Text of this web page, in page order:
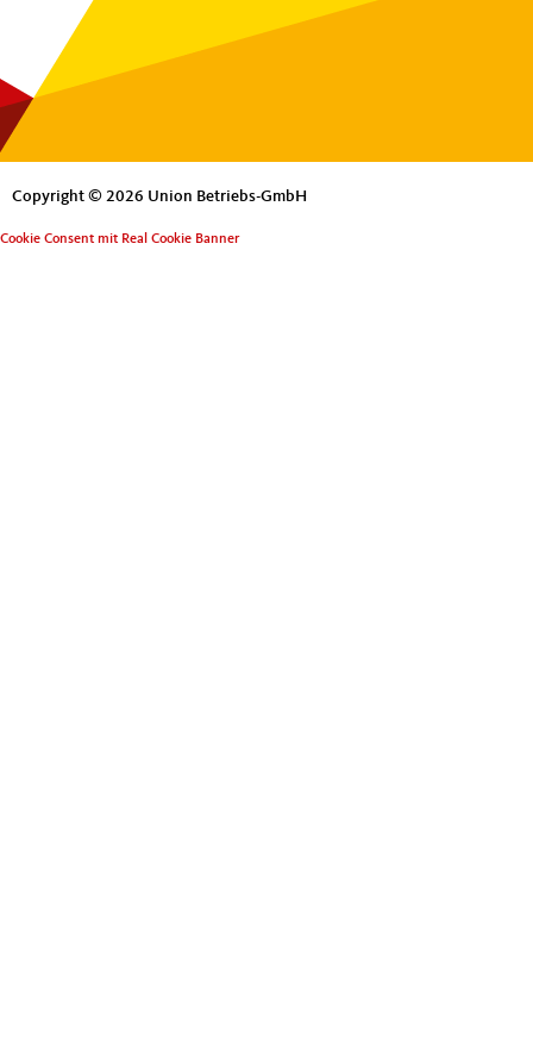
Copyright © 2026 Union Betriebs-GmbH
Cookie Consent mit Real Cookie Banner